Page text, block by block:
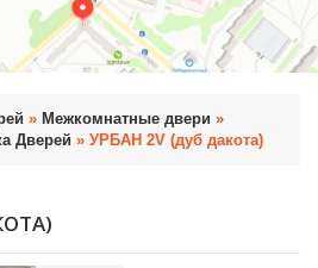
» Межкомнатные двери »
Дверей » УРБАН 2V (дуб дакота)